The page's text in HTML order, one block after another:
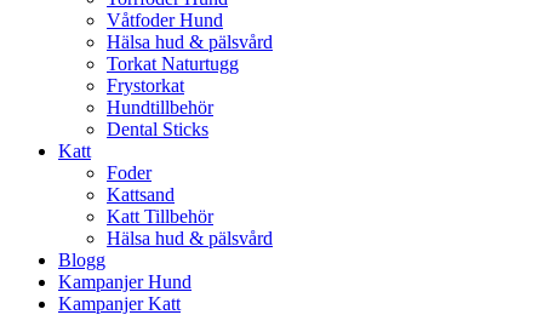
Våtfoder Hund
Hälsa hud & pälsvård
Torkat Naturtugg
Frystorkat
Hundtillbehör
Dental Sticks
Katt
Foder
Kattsand
Katt Tillbehör
Hälsa hud & pälsvård
Blogg
Kampanjer Hund
Kampanjer Katt